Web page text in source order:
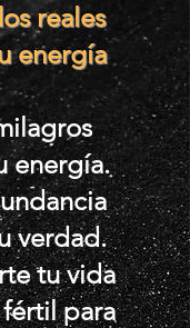
reales
energía
energía.
verdad.
tu vida
para